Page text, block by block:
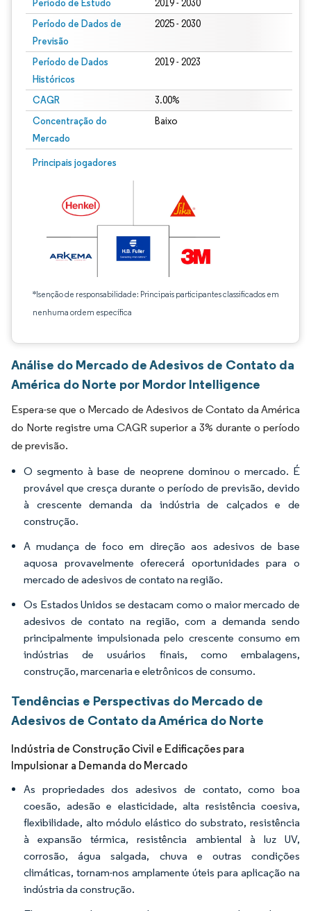
Período de Estudo 2019 - 2030
Período de Dados de
Previsão
2025 - 2030
Período de Dados
Históricos
2019 - 2023
CAGR 3.00%
Concentração do
Mercado
Baixo
Principais jogadores
*Isenção de responsabilidade: Principais participantes classificados em
nenhuma ordem específica
Análise do Mercado de Adesivos de Contato da
América do Norte por Mordor Intelligence
Espera-se que o Mercado de Adesivos de Contato da América
do Norte registre uma CAGR superior a 3% durante o período
de previsão.
O segmento à base de neoprene dominou o mercado. É
provável que cresça durante o período de previsão, devido
à crescente demanda da indústria de calçados e de
construção.
A mudança de foco em direção aos adesivos de base
aquosa provavelmente oferecerá oportunidades para o
mercado de adesivos de contato na região.
Os Estados Unidos se destacam como o maior mercado de
adesivos de contato na região, com a demanda sendo
principalmente impulsionada pelo crescente consumo em
indústrias de usuários finais, como embalagens,
construção, marcenaria e eletrônicos de consumo.
Tendências e Perspectivas do Mercado de
Adesivos de Contato da América do Norte
Indústria de Construção Civil e Edificações para
Impulsionar a Demanda do Mercado
As propriedades dos adesivos de contato, como boa
coesão, adesão e elasticidade, alta resistência coesiva,
flexibilidade, alto módulo elástico do substrato, resistência
à expansão térmica, resistência ambiental à luz UV,
corrosão, água salgada, chuva e outras condições
climáticas, tornam-nos amplamente úteis para aplicação na
indústria da construção.